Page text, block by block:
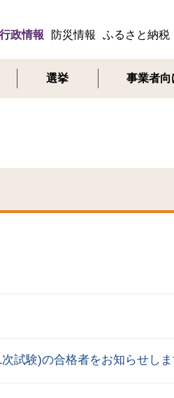
行政情報 防災情報 ふるさと納税
選挙 事業者向
試験)の合格者をお知らせしま